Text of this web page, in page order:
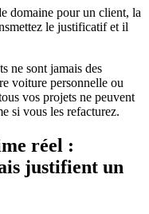
domaine pour un client, la
le justificatif et il
ne sont jamais des
voiture personnelle ou
vos projets ne peuvent
si vous les refacturez.
réel :
justifient un